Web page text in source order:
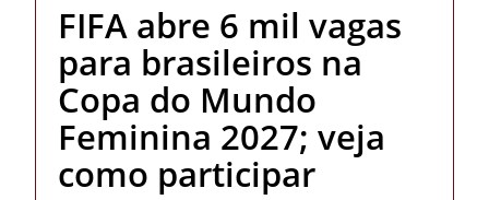
FIFA abre 6 mil vagas
para brasileiros na
Copa do Mundo
Feminina 2027; veja
como participar